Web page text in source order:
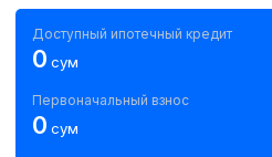
Доступный ипотечный кредит
0 сум
Первоначальный взнос
0 сум